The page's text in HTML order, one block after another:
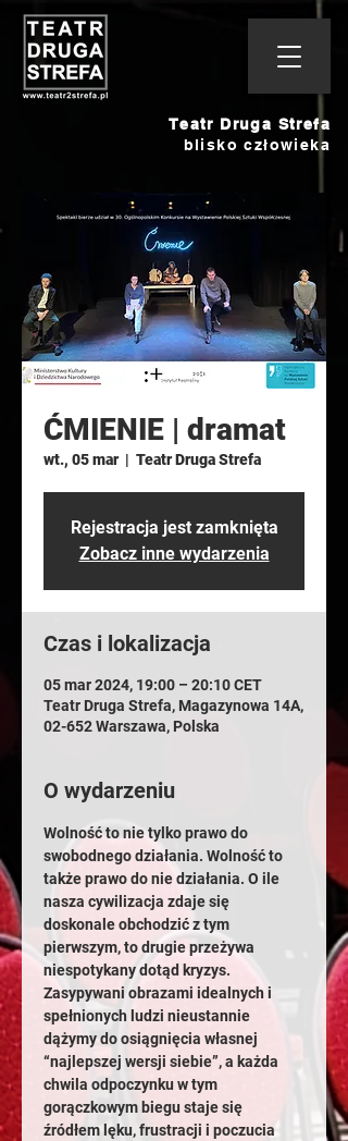
Teatr Druga Strefa
blisko człowieka
ĆMIENIE | dramat
wt., 05 mar
  |
Teatr Druga Strefa
Rejestracja jest zamknięta
Zobacz inne wydarzenia
Czas i lokalizacja
05 mar 2024, 19:00 – 20:10 CET
Teatr Druga Strefa, Magazynowa 14A,
02-652 Warszawa, Polska
O wydarzeniu
Wolność to nie tylko prawo do
swobodnego działania. Wolność to
także prawo do nie działania. O ile
nasza cywilizacja zdaje się
doskonale obchodzić z tym
pierwszym, to drugie przeżywa
niespotykany dotąd kryzys.
Zasypywani obrazami idealnych i
spełnionych ludzi nieustannie
dążymy do osiągnięcia własnej
“najlepszej wersji siebie”, a każda
chwila odpoczynku w tym
gorączkowym biegu staje się
źródłem lęku, frustracji i poczucia